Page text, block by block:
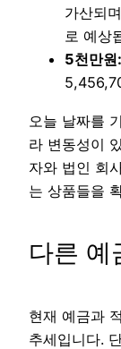
가산되
로 예상
5천만원:
오늘 날짜를
라 변동성이
자와 법인 회
는 상품들을
다른 예
현재 예금과
추세입니다.